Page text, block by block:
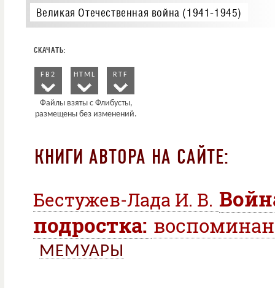
Великая Отечественная война (1941-1945)
FB2 HTML RTF
КНИГИ АВТОРА НА САЙТЕ:
Бестужев-Лада И. В.
подростка:
МЕМУАРЫ